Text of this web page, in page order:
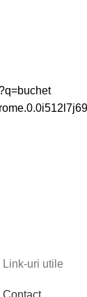
Link-uri utile
Contact